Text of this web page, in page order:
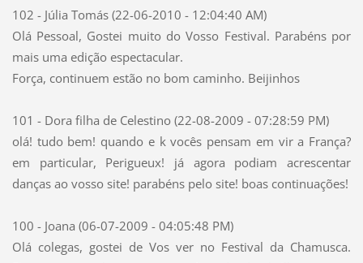
102 - Júlia Tomás (22-06-2010 - 12:04:40 AM)
Olá Pessoal, Gostei muito do Vosso Festival. Parabéns por
mais uma edição espectacular.
Força, continuem estão no bom caminho. Beijinhos
101 - Dora filha de Celestino (22-08-2009 - 07:28:59 PM)
olá! tudo bem! quando e k vocês pensam em vir a França?
em particular, Perigueux! já agora podiam acrescentar
danças ao vosso site! parabéns pelo site! boas continuações!
100 - Joana (06-07-2009 - 04:05:48 PM)
Olá colegas, gostei de Vos ver no Festival da Chamusca.